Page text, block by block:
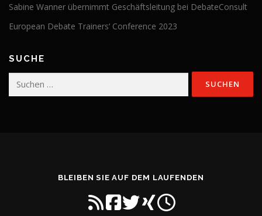
Sabine Wanner übernimmt Geschäftsleitung bei DebateConsult
European Debate Trainers‘ Conference 2023
SUCHE
Suchen
BLEIBEN SIE AUF DEM LAUFENDEN